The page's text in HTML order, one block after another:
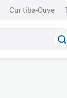
Curitiba-Ouve